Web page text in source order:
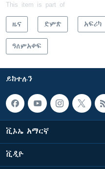
This item is part of
ዜና ድምጽ አፍሪካ
ዓለምአቀፍ
ይከተሉን
ቪኦኤ አማርኛ
ቪዲዮ